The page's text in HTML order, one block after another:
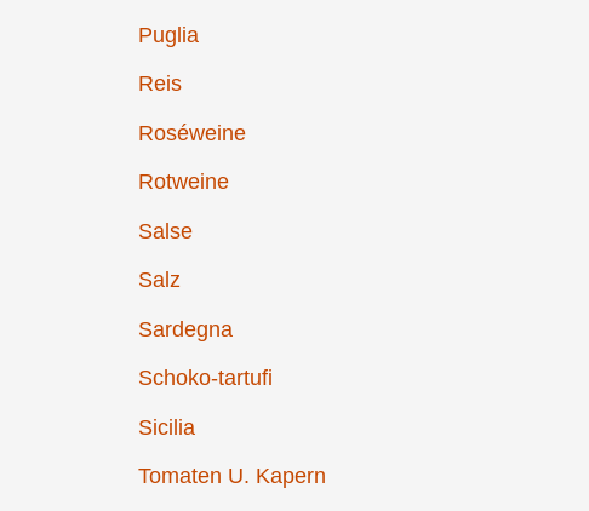
Puglia
Reis
Roséweine
Rotweine
Salse
Salz
Sardegna
Schoko-tartufi
Sicilia
Tomaten U. Kapern